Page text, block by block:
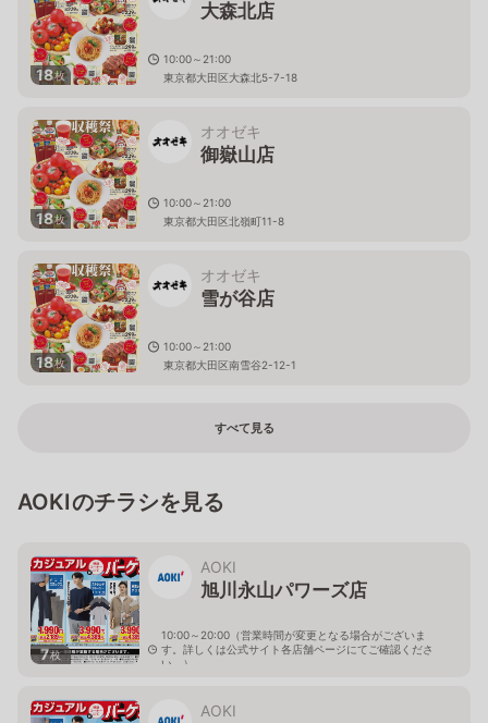
18枚
大森北店
10:00～21:00
東京都大田区大森北5-7-18
18枚
オオゼキ
御嶽山店
10:00～21:00
東京都大田区北嶺町11-8
18枚
オオゼキ
雪が谷店
10:00～21:00
東京都大田区南雪谷2-12-1
すべて見る
AOKIのチラシを見る
7枚
AOKI
旭川永山パワーズ店
10:00～20:00（営業時間が変更となる場合がございま
す。詳しくは公式サイト各店舗ページにてご確認くださ
い。）
AOKI